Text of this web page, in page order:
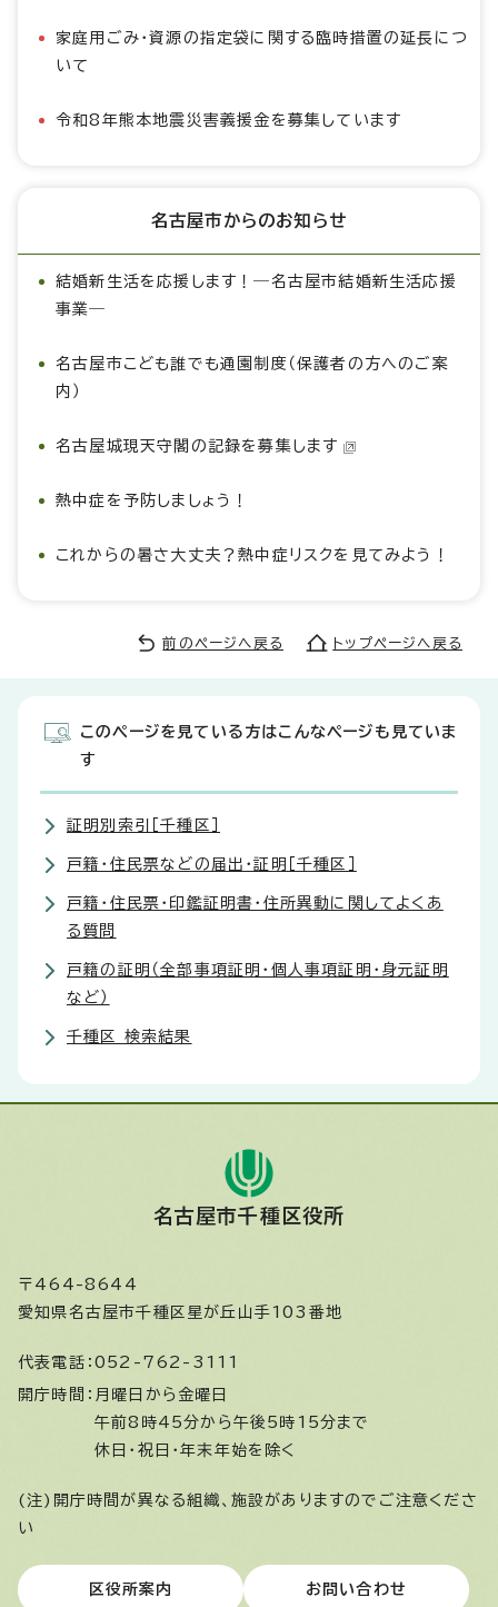
家庭用ごみ・資源の指定袋に関する臨時措置の延長につ
いて
令和8年熊本地震災害義援金を募集しています
名古屋市からのお知らせ
結婚新生活を応援します！―名古屋市結婚新生活応援
事業―
名古屋市こども誰でも通園制度（保護者の方へのご案
内）
名古屋城現天守閣の記録を募集します
熱中症を予防しましょう！
これからの暑さ大丈夫？熱中症リスクを見てみよう！
前のページへ戻る トップページへ戻る
このページを見ている方はこんなページも見ていま
す
証明別索引［千種区］
戸籍・住民票などの届出・証明［千種区］
戸籍・住民票・印鑑証明書・住所異動に関してよくあ
る質問
戸籍の証明（全部事項証明・個人事項証明・身元証明
など）
千種区 検索結果
名古屋市千種区役所
〒464-8644
愛知県名古屋市千種区星が丘山手103番地
代表電話： 052-762-3111
開庁時間： 月曜日から金曜日
午前8時45分から午後5時15分まで
休日・祝日・年末年始を除く
(注)開庁時間が異なる組織、施設がありますのでご注意くださ
い
区役所案内 お問い合わせ